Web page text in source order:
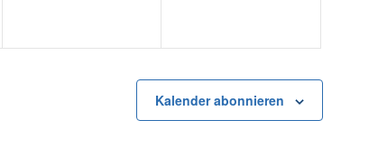
Kalender abonnieren